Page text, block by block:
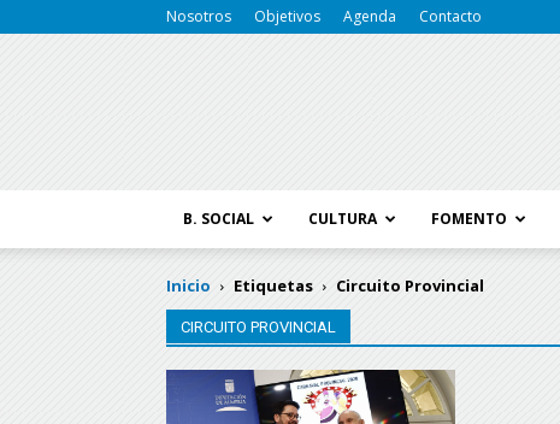
Nosotros Objetivos Agenda Contacto
B. SOCIAL CULTURA FOMENTO
Inicio Etiquetas Circuito Provincial
CIRCUITO PROVINCIAL